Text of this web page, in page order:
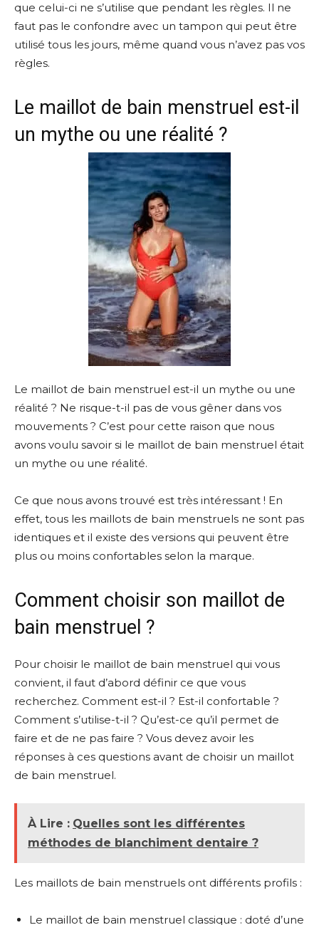
que celui-ci ne s’utilise que pendant les règles. Il ne
faut pas le confondre avec un tampon qui peut être
utilisé tous les jours, même quand vous n’avez pas vos
règles.
Le maillot de bain menstruel est-il
un mythe ou une réalité ?
Le maillot de bain menstruel est-il un mythe ou une
réalité ? Ne risque-t-il pas de vous gêner dans vos
mouvements ? C’est pour cette raison que nous
avons voulu savoir si le maillot de bain menstruel était
un mythe ou une réalité.
Ce que nous avons trouvé est très intéressant ! En
effet, tous les maillots de bain menstruels ne sont pas
identiques et il existe des versions qui peuvent être
plus ou moins confortables selon la marque.
Comment choisir son maillot de
bain menstruel ?
Pour choisir le maillot de bain menstruel qui vous
convient, il faut d’abord définir ce que vous
recherchez. Comment est-il ? Est-il confortable ?
Comment s’utilise-t-il ? Qu’est-ce qu’il permet de
faire et de ne pas faire ? Vous devez avoir les
réponses à ces questions avant de choisir un maillot
de bain menstruel.
À Lire : Quelles sont les différentes
méthodes de blanchiment dentaire ?
Les maillots de bain menstruels ont différents profils :
Le maillot de bain menstruel classique : doté d’une